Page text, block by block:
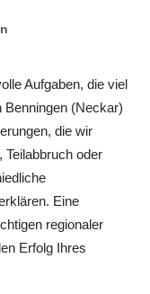
Aufgaben, die viel
Benningen (Neckar)
die wir
Teilabbruch oder
Eine
regionaler
Erfolg Ihres